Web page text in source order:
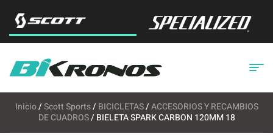
Inicio/Scott Sports/ BICICLETAS/ACCESORIOS Y RECAMBIOS
DE CUADROS/ BIELETA SPARK CARBON 120MM 18